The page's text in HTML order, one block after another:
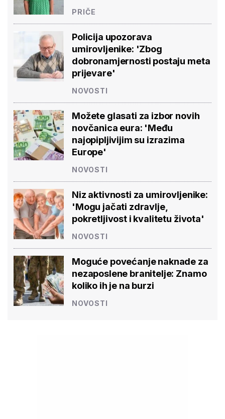
PRIČE
Policija upozorava
umirovljenike: 'Zbog
dobronamjernosti postaju meta
prijevare'
NOVOSTI
Možete glasati za izbor novih
novčanica eura: 'Među
najopipljivijim su izrazima
Europe'
NOVOSTI
Niz aktivnosti za umirovljenike:
'Mogu jačati zdravlje,
pokretljivost i kvalitetu života'
NOVOSTI
Moguće povećanje naknade za
nezaposlene branitelje: Znamo
koliko ih je na burzi
NOVOSTI